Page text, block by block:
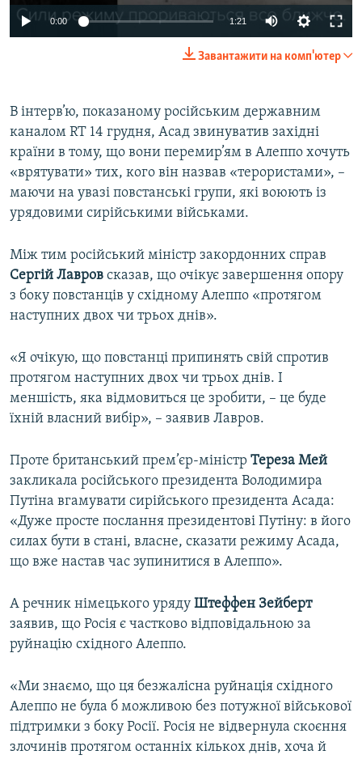
0:00 1:21
Завантажити на комп'ютер
В інтерв’ю, показаному російським державним
каналом RT 14 грудня, Асад звинуватив західні
країни в тому, що вони перемир’ям в Алеппо хочуть
«врятувати» тих, кого він назвав «терористами», –
маючи на увазі повстанські групи, які воюють із
урядовими сирійськими військами.
Між тим російський міністр закордонних справ
Сергій Лавров сказав, що очікує завершення опору
з боку повстанців у східному Алеппо «протягом
наступних двох чи трьох днів».
«Я очікую, що повстанці припинять свій спротив
протягом наступних двох чи трьох днів. І
меншість, яка відмовиться це зробити, – це буде
їхній власний вибір», – заявив Лавров.
Проте британський прем’єр-міністр Тереза Мей
закликала російського президента Володимира
Путіна вгамувати сирійського президента Асада:
«Дуже просте послання президентові Путіну: в його
силах бути в стані, власне, сказати режиму Асада,
що вже настав час зупинитися в Алеппо».
А речник німецького уряду Штеффен Зейберт
заявив, що Росія є частково відповідальною за
руйнацію східного Алеппо.
«Ми знаємо, що ця безжалісна руйнація східного
Алеппо не була б можливою без потужної військової
підтримки з боку Росії. Росія не відвернула скоєння
злочинів протягом останніх кількох днів, хоча й